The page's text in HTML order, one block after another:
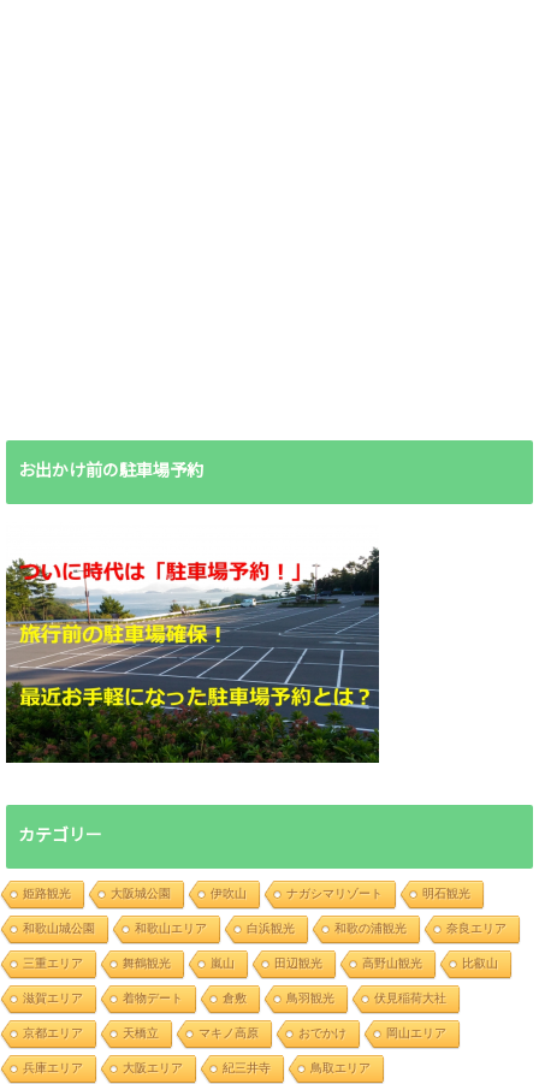
お出かけ前の駐車場予約
カテゴリー
姫路観光 大阪城公園 伊吹山 ナガシマリゾート 明石観光
和歌山城公園 和歌山エリア 白浜観光 和歌の浦観光 奈良エリア
三重エリア 舞鶴観光 嵐山 田辺観光 高野山観光 比叡山
滋賀エリア 着物デート 倉敷 鳥羽観光 伏見稲荷大社
京都エリア 天橋立 マキノ高原 おでかけ 岡山エリア
兵庫エリア 大阪エリア 紀三井寺 鳥取エリア